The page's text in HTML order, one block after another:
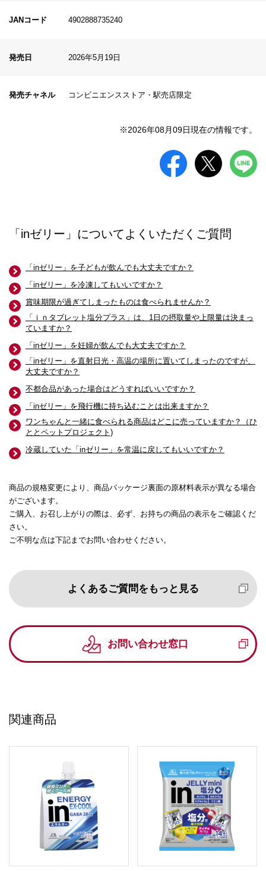
JANコード 4902888735240
発売日 2026年5月19日
発売チャネル コンビニエンスストア・駅売店限定
※2026年08月09日現在の情報です。
「inゼリー」についてよくいただくご質問
「inゼリー」を子どもが飲んでも大丈夫ですか？
「inゼリー」を冷凍してもいいですか？
賞味期限が過ぎてしまったものは食べられませんか？
「ｉｎタブレット塩分プラス」は、1日の摂取量や上限量は決まっ
ていますか？
「inゼリー」を妊婦が飲んでも大丈夫ですか？
「inゼリー」を直射日光・高温の場所に置いてしまったのですが、
大丈夫ですか？
不都合品があった場合はどうすればいいですか？
「inゼリー」を飛行機に持ち込むことは出来ますか？
ワンちゃんと一緒に食べられる商品はどこに売っていますか？（ひ
ととペットプロジェクト)
冷蔵していた「inゼリー」を常温に戻してもいいですか？
商品の規格変更により、商品パッケージ裏面の原材料表示が異なる場合
がございます。
ご購入、お召し上がりの際は、必ず、お持ちの商品の表示をご確認くだ
さい。
ご不明な点は下記までお問い合わせください。
よくあるご質問をもっと見る
お問い合わせ窓口
関連商品